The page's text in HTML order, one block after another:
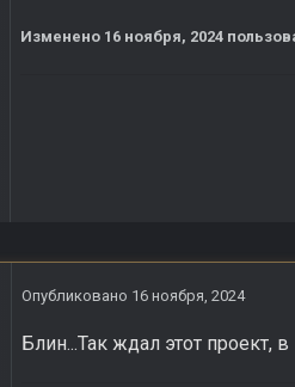
Изменено 16 ноября, 2024
Опубликовано 16 ноября, 2024
Блин...Так ждал этот проект,